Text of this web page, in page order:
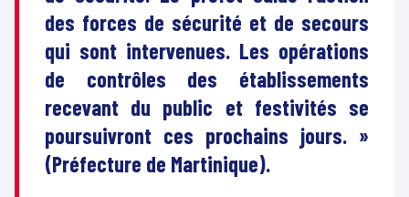
des forces de sécurité et de secours
qui sont intervenues. Les opérations
de contrôles des établissements
recevant du public et festivités se
poursuivront ces prochains jours. »
(Préfecture de Martinique).